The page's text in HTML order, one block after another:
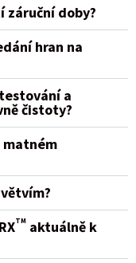
záruční doby?
hran na
a
čistoty?
matném
TM aktuálně k